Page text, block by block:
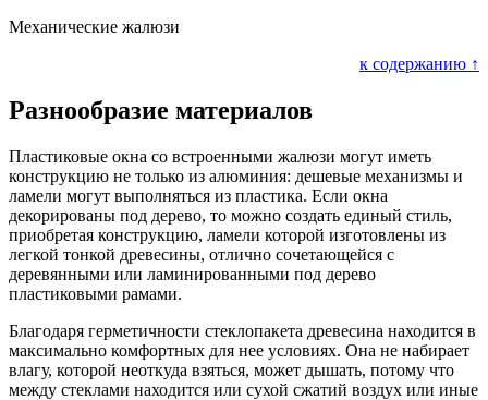
Механические жалюзи
к содержанию ↑
Разнообразие материалов
Пластиковые окна со встроенными жалюзи могут иметь
конструкцию не только из алюминия: дешевые механизмы и
ламели могут выполняться из пластика. Если окна
декорированы под дерево, то можно создать единый стиль,
приобретая конструкцию, ламели которой изготовлены из
легкой тонкой древесины, отлично сочетающейся с
деревянными или ламинированными под дерево
пластиковыми рамами.
Благодаря герметичности стеклопакета древесина находится в
максимально комфортных для нее условиях. Она не набирает
влагу, которой неоткуда взяться, может дышать, потому что
между стеклами находится или сухой сжатий воздух или иные